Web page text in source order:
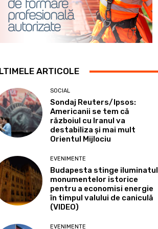
ARTICOLE
SOCIAL
Sondaj Reuters/Ipsos:
Americanii se tem că
războiul cu Iranul va
destabiliza și mai mult
Orientul Mijlociu
EVENIMENTE
Budapesta stinge iluminatul
monumentelor istorice
pentru a economisi energie
în timpul valului de caniculă
(VIDEO)
EVENIMENTE